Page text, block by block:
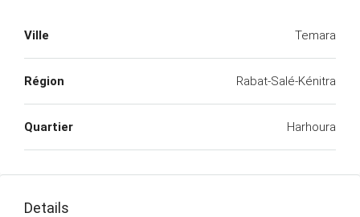
Ville Temara
Région Rabat-Salé-Kénitra
Quartier Harhoura
Details